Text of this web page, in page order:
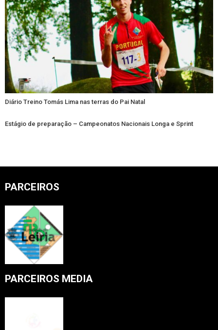
Diário Treino Tomás Lima nas terras do Pai Natal
Estágio de preparação – Campeonatos Nacionais Longa e Sprint
PARCEIROS
PARCEIROS MEDIA